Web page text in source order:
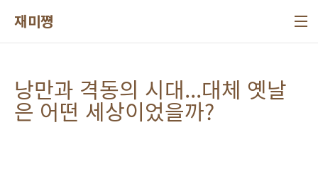
재미쪙
낭만과 격동의 시대...대체 옛날
은 어떤 세상이었을까?